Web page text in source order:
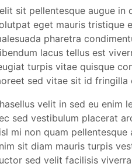
sit pellentesque augue in
eget mauris tristique
pharetra
lacus tellus est
turpis vitae quisque
sed vitae sit id fringilla
velit in sed eu enim
sed vestibulum placerat
mi non quam
sit diam mauris turpis
sed velit facilisis